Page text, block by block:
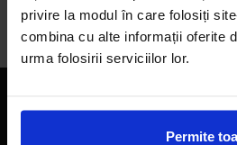
privire la modul în care folosiți
combina cu alte informații oferite
urma folosirii serviciilor lor.
Permite